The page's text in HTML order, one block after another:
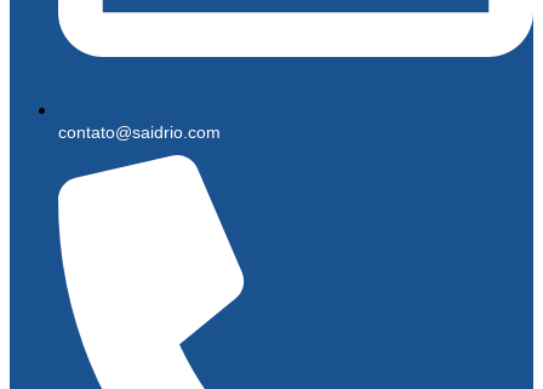
contato@saidrio.com